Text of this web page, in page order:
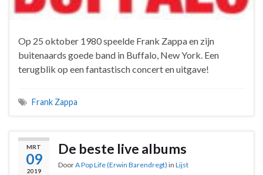
Op 25 oktober 1980 speelde Frank Zappa en zijn
buitenaards goede band in Buffalo, New York. Een
terugblik op een fantastisch concert en uitgave!
Frank Zappa
MRT
09
2019
De beste live albums
DoorA Pop Life (Erwin Barendregt) in Lijst